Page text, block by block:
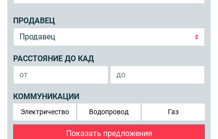
ПРОДАВЕЦ
РАССТОЯНИЕ ДО КАД
КОММУНИКАЦИИ
Электричество Водопровод Газ
Показать предложения